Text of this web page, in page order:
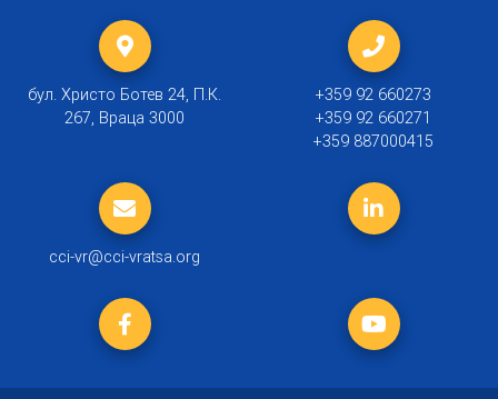
бул. Христо Ботев 24, П.К.
267, Враца 3000
+359 92 660273
+359 92 660271
+359 887000415
cci-vr@cci-vratsa.org